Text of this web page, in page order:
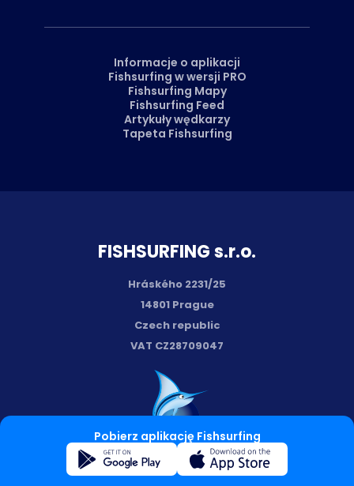
Pobierz aplikację Fishsurfing
FISH­SURFING s.r.o.
Hráského 2231/25
14801 Prague
Czech republic
VAT CZ28709047
Informacje o aplikacji
Fishsurfing w wersji PRO
Fishsurfing Mapy
Fishsurfing Feed
Artykuły wędkarzy
Tapeta Fishsurfing